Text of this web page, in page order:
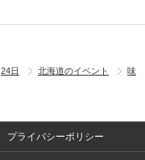
24日 北海道のイベント
味
プライバシーポリシー